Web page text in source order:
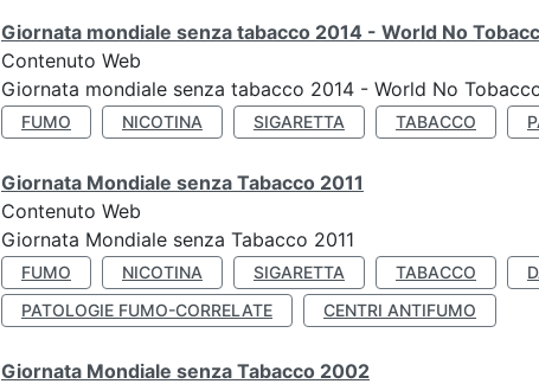
Giornata mondiale senza tabacco 2014 - World No
Contenuto Web
Giornata mondiale senza tabacco 2014 - World No
FUMO NICOTINA SIGARETTA TABACCO
Giornata Mondiale senza Tabacco 2011
Contenuto Web
Giornata Mondiale senza Tabacco 2011
FUMO NICOTINA SIGARETTA TABACCO
PATOLOGIE FUMO-CORRELATE
CENTRI ANTIFUMO
Giornata Mondiale senza Tabacco 2002